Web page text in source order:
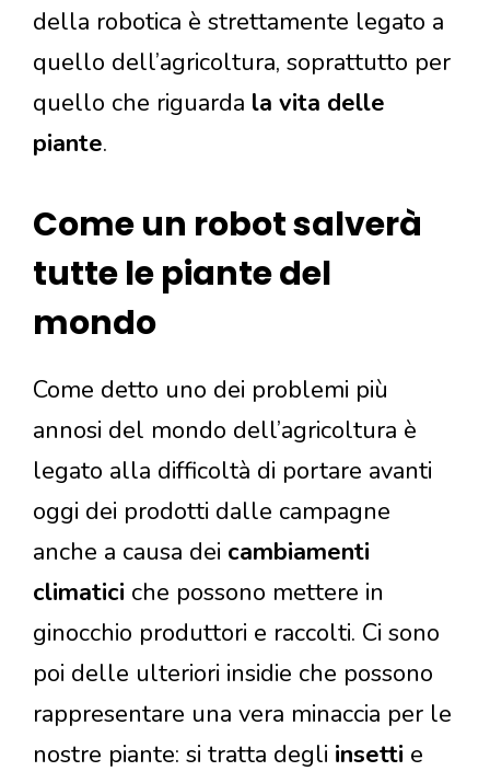
della robotica è strettamente legato a
quello dell’agricoltura, soprattutto per
quello che riguarda la vita delle
piante.
Come un robot salverà
tutte le piante del
mondo
Come detto uno dei problemi più
annosi del mondo dell’agricoltura è
legato alla difficoltà di portare avanti
oggi dei prodotti dalle campagne
anche a causa dei cambiamenti
climatici che possono mettere in
ginocchio produttori e raccolti. Ci sono
poi delle ulteriori insidie che possono
rappresentare una vera minaccia per le
nostre piante: si tratta degli insetti e